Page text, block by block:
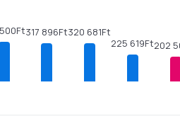
317 896Ft320 681Ft
225 619Ft202